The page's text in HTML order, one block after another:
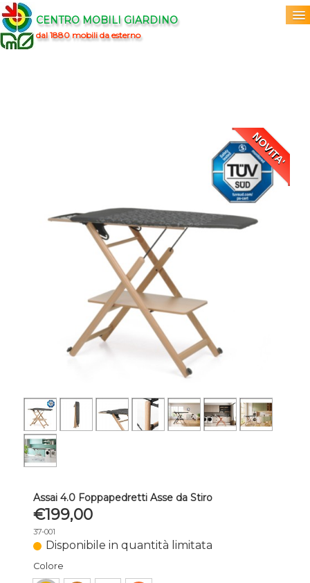
CENTRO MOBILI GIARDINO
dal 1880 mobili da esterno
NOVITA'
Assai 4.0 Foppapedretti Asse da Stiro
€199,00
37-001
Disponibile in quantità limitata
Colore